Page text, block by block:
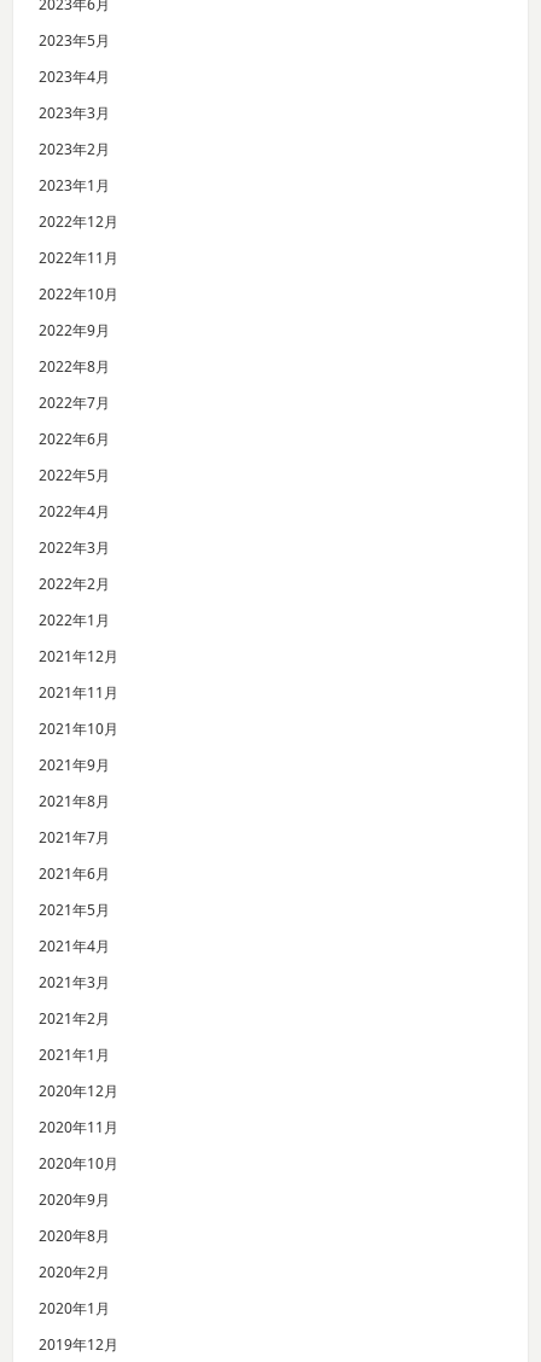
2023年6月
2023年5月
2023年4月
2023年3月
2023年2月
2023年1月
2022年12月
2022年11月
2022年10月
2022年9月
2022年8月
2022年7月
2022年6月
2022年5月
2022年4月
2022年3月
2022年2月
2022年1月
2021年12月
2021年11月
2021年10月
2021年9月
2021年8月
2021年7月
2021年6月
2021年5月
2021年4月
2021年3月
2021年2月
2021年1月
2020年12月
2020年11月
2020年10月
2020年9月
2020年8月
2020年2月
2020年1月
2019年12月